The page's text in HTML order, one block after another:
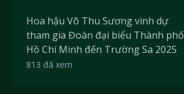
Hoa hậu Võ Thu Sương vinh dự
tham gia Đoàn đại biểu Thành phố
Hồ Chí Minh đến Trường Sa 2025
813 đã xem